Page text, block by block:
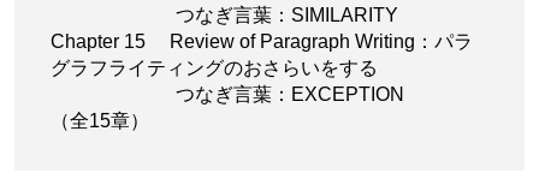
つなぎ言葉：SIMILARITY
Chapter 15 Review of Paragraph Writing：パラ
グラフライティングのおさらいをする
つなぎ言葉：EXCEPTION
（全15章）